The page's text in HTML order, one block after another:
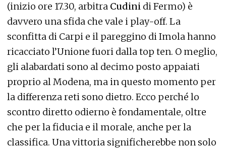
(inizio ore 17.30, arbitra Cudini di Fermo) è
davvero una sfida che vale i play-off. La
sconfitta di Carpi e il pareggino di Imola hanno
ricacciato l’Unione fuori dalla top ten. O meglio,
gli alabardati sono al decimo posto appaiati
proprio al Modena, ma in questo momento per
la differenza reti sono dietro. Ecco perché lo
scontro diretto odierno è fondamentale, oltre
che per la fiducia e il morale, anche per la
classifica. Una vittoria significherebbe non solo